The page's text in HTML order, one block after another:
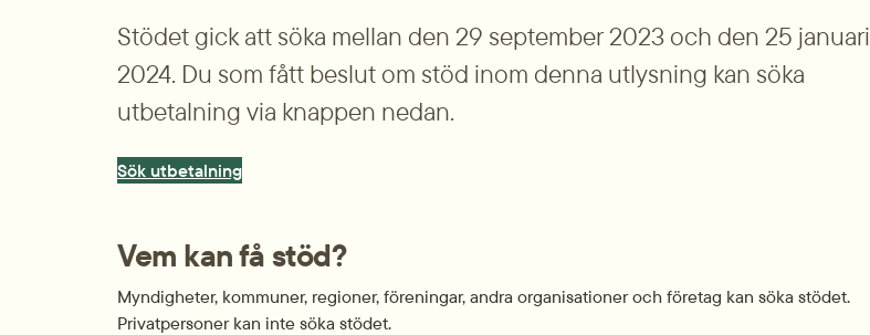
Stödet gick att söka mellan den 29 september 2023 och den 25 januari
2024. Du som fått beslut om stöd inom denna utlysning kan söka
utbetalning via knappen nedan.
Sök utbetalning
Vem kan få stöd?
Myndigheter, kommuner, regioner, föreningar, andra organisationer och företag kan söka stödet.
Privatpersoner kan inte söka stödet.